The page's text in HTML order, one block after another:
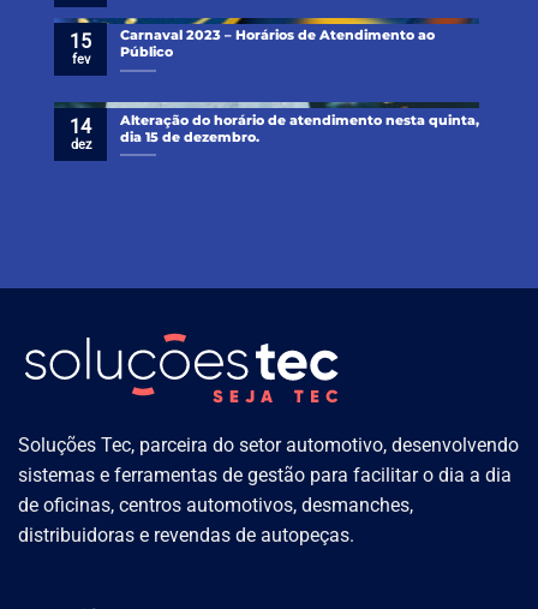
Carnaval 2023 – Horários de Atendimento ao
Público
15
fev
Alteração do horário de atendimento nesta quinta,
dia 15 de dezembro.
14
dez
Soluções Tec, parceira do setor automotivo, desenvolvendo
sistemas e ferramentas de gestão para facilitar o dia a dia
de oficinas, centros automotivos, desmanches,
distribuidoras e revendas de autopeças.